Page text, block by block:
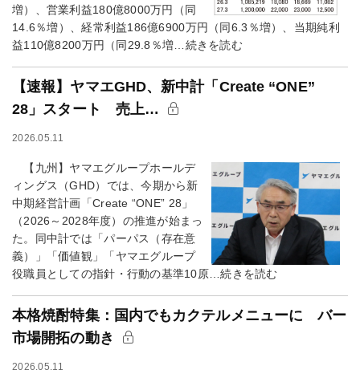
増）、営業利益180億8000万円（同
14.6％増）、経常利益186億6900万円（同6.3％増）、当期純利
益110億8200万円（同29.8％増…続きを読む
【速報】ヤマエGHD、新中計「Create “ONE”
28」スタート 売上…
2026.05.11
【九州】ヤマエグループホールデ
ィングス（GHD）では、今期から新
中期経営計画「Create “ONE” 28」
（2026～2028年度）の推進が始まっ
た。同中計では「パーパス（存在意
義）」「価値観」「ヤマエグループ
役職員としての指針・行動の基準10原…続きを読む
本格焼酎特集：国内でもカクテルメニューに バー
市場開拓の動き
2026.05.11